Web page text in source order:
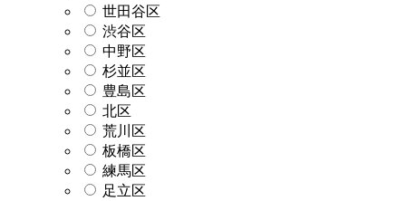
世田谷区
渋谷区
中野区
杉並区
豊島区
北区
荒川区
板橋区
練馬区
足立区